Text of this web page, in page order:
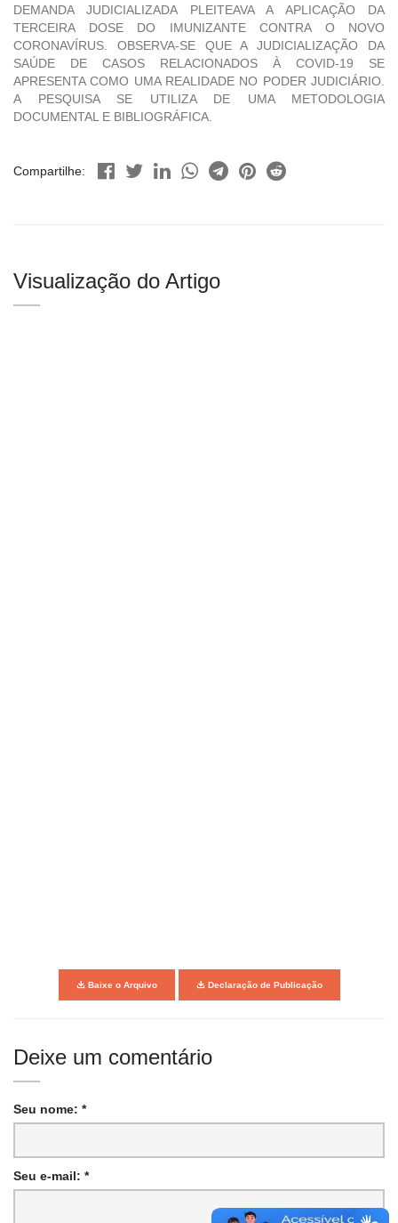
DEMANDA JUDICIALIZADA PLEITEAVA A APLICAÇÃO DA
TERCEIRA DOSE DO IMUNIZANTE CONTRA O NOVO
CORONAVÍRUS. OBSERVA-SE QUE A JUDICIALIZAÇÃO DA
SAÚDE DE CASOS RELACIONADOS À COVID-19 SE
APRESENTA COMO UMA REALIDADE NO PODER JUDICIÁRIO.
A PESQUISA SE UTILIZA DE UMA METODOLOGIA
DOCUMENTAL E BIBLIOGRÁFICA.
Compartilhe:
Visualização do Artigo
Baixe o Arquivo Declaração de Publicação
Deixe um comentário
Seu nome: *
Seu e-mail: *